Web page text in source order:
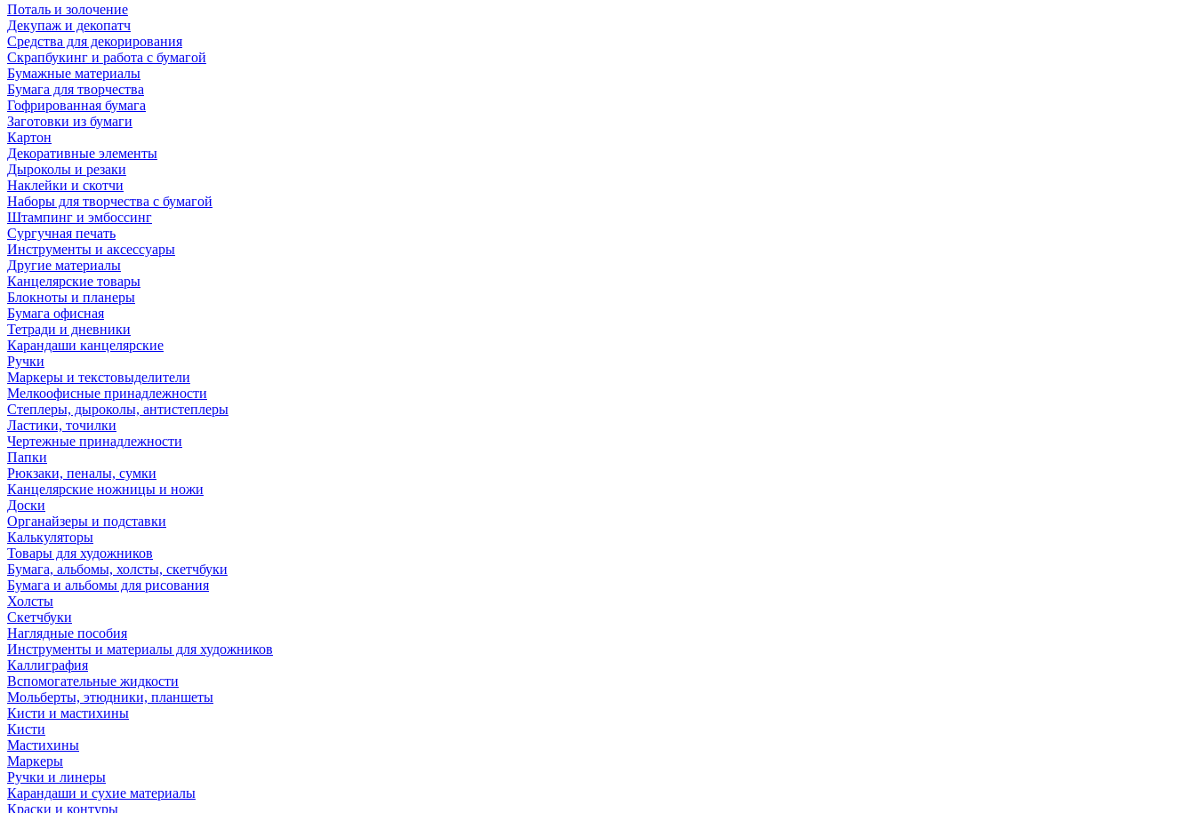
Поталь и золочение
Декупаж и декопатч
Средства для декорирования
Скрапбукинг и работа с бумагой
Бумажные материалы
Бумага для творчества
Гофрированная бумага
Заготовки из бумаги
Картон
Декоративные элементы
Дыроколы и резаки
Наклейки и скотчи
Наборы для творчества с бумагой
Штампинг и эмбоссинг
Сургучная печать
Инструменты и аксессуары
Другие материалы
Канцелярские товары
Блокноты и планеры
Бумага офисная
Тетради и дневники
Карандаши канцелярские
Ручки
Маркеры и текстовыделители
Мелкоофисные принадлежности
Степлеры, дыроколы, антистеплеры
Ластики, точилки
Чертежные принадлежности
Папки
Рюкзаки, пеналы, сумки
Канцелярские ножницы и ножи
Доски
Органайзеры и подставки
Калькуляторы
Товары для художников
Бумага, альбомы, холсты, скетчбуки
Бумага и альбомы для рисования
Холсты
Скетчбуки
Наглядные пособия
Инструменты и материалы для художников
Каллиграфия
Вспомогательные жидкости
Мольберты, этюдники, планшеты
Кисти и мастихины
Кисти
Мастихины
Маркеры
Ручки и линеры
Карандаши и сухие материалы
Краски и контуры